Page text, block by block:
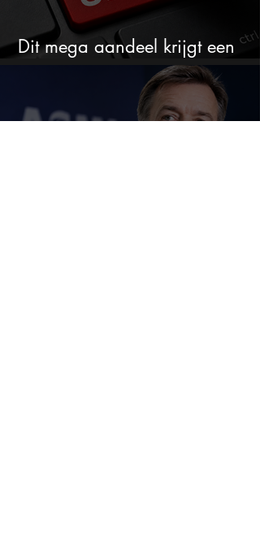
Dit mega aandeel krijgt een
zeldzaam verkoopadvies